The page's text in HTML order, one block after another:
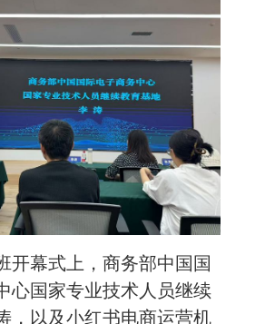
开幕式上，商务部中国国
心国家专业技术人员继续
，以及小红书电商运营机